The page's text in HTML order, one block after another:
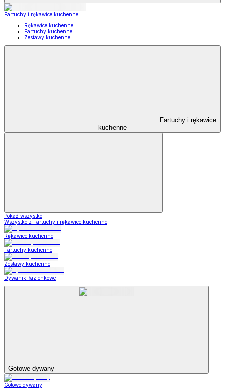
Fartuchy i rękawice kuchenne
Rękawice kuchenne
Fartuchy kuchenne
Zestawy kuchenne
Fartuchy i rękawice
kuchenne
Pokaż wszystko
Wszystko z Fartuchy i rękawice kuchenne
Rękawice kuchenne
Fartuchy kuchenne
Zestawy kuchenne
Dywaniki łazienkowe
Gotowe dywany
Gotowe dywany